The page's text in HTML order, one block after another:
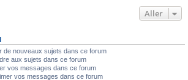
Aller
de nouveaux sujets dans ce forum
aux sujets dans ce forum
vos messages dans ce forum
vos messages dans ce forum